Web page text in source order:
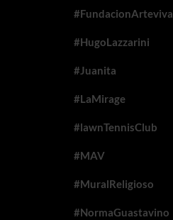
#FundacionArteviva
#HugoLazzarini
#Juanita
#LaMirage
#lawnTennisClub
#MAV
#MuralReligioso
#NormaGuastavino